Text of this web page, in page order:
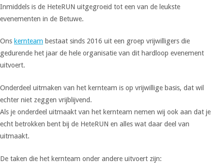
Inmiddels is de HeteRUN uitgegroeid tot een van de leukste
evenementen in de Betuwe.
Ons kernteam bestaat sinds 2016 uit een groep vrijwilligers die
gedurende het jaar de hele organisatie van dit hardloop evenement
uitvoert.
Onderdeel uitmaken van het kernteam is op vrijwillige basis, dat wil
echter niet zeggen vrijblijvend.
Als je onderdeel uitmaakt van het kernteam nemen wij ook aan dat je
echt betrokken bent bij de HeteRUN en alles wat daar deel van
uitmaakt.
De taken die het kernteam onder andere uitvoert zijn: